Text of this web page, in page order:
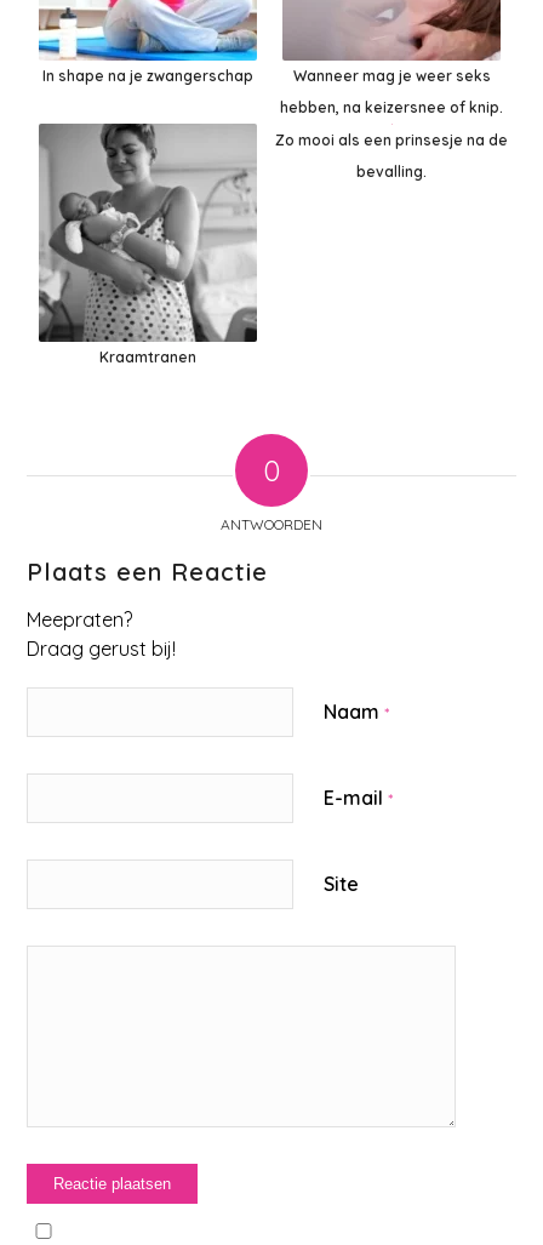
In shape na je zwangerschap
Wanneer mag je weer seks
hebben, na keizersnee of knip.
Kraamtranen
Zo mooi als een prinsesje na de
bevalling.
0
ANTWOORDEN
Plaats een Reactie
Meepraten?
Draag gerust bij!
Naam*
E-mail*
Site